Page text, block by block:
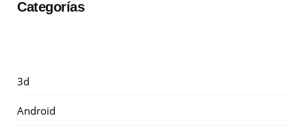
Categorías
3d
Android